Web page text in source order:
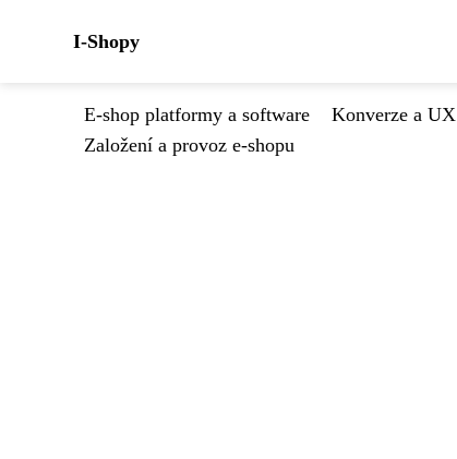
I-Shopy
E-shop platformy a software Konverze a UX
Založení a provoz e-shopu